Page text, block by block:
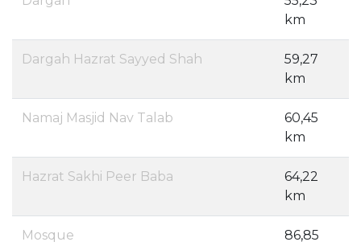
km
Dargah Hazrat Sayyed Shah
59,27
km
Namaj Masjid Nav Talab
60,45
km
Hazrat Sakhi Peer Baba
64,22
km
Mosque
86,85